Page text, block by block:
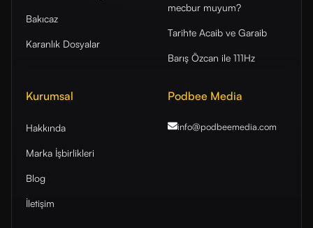
Bakıcaz
Karanlık Dosyalar
mecbur muyum?
Tarihte Acaib ve Garaib
Barış Özcan ile 111Hz
Kurumsal
Hakkında
Marka İşbirlikleri
Blog
İletişim
Podbee Media
info@podbeemedia.com